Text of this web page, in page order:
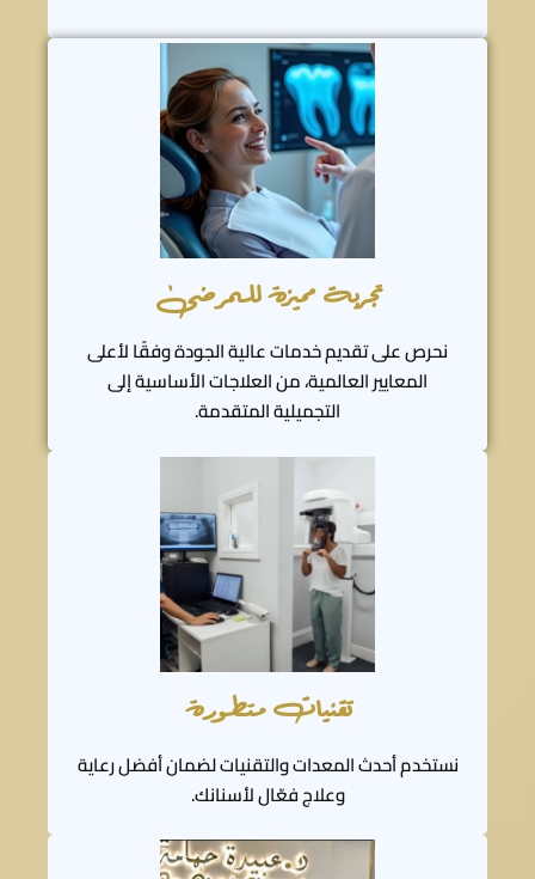
تجربة مميزة للمرضى
نحرص على تقديم خدمات عالية الجودة وفقًا لأعلى
المعايير العالمية، من العلاجات الأساسية إلى
التجميلية المتقدمة.
تقنيات متطورة
نستخدم أحدث المعدات والتقنيات لضمان أفضل رعاية
وعلاج فعّال لأسنانك.